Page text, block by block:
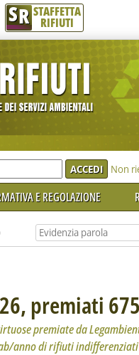
interamente la notizia.
SR STAFFETTA
RIFIUTI
Non
E REGOLAZIONE
premiati
premiate da
anno di rifiuti indifferenziati